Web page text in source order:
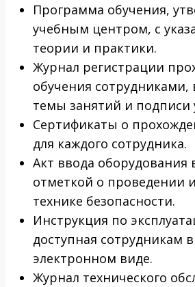
Программа обучения,
учебным центром, с
теории и практики.
Журнал регистрации
обучения
темы занятий и подписи
Сертификаты о
для каждого сотрудника.
Акт ввода оборудования
отметкой о проведении
технике безопасности.
Инструкция по
доступная сотрудникам
электронном виде.
Журнал технического